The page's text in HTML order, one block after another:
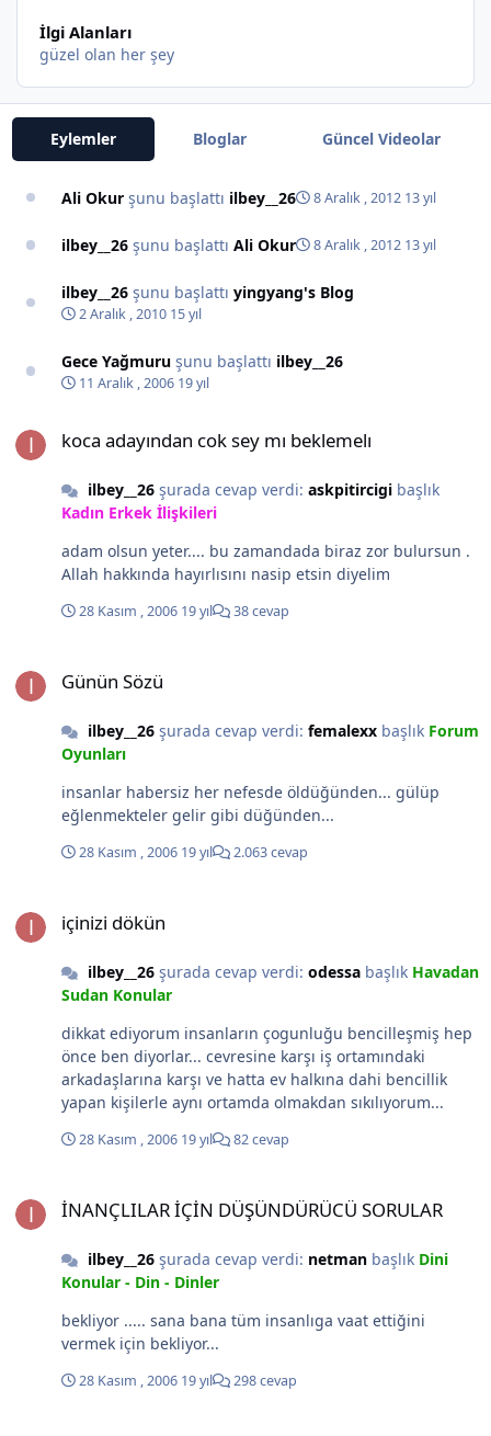
İlgi Alanları
güzel olan her şey
Eylemler Bloglar Güncel Videolar
Ali Okur şunu başlattı ilbey__26 8 Aralık , 2012 13 yıl
ilbey__26 şunu başlattı Ali Okur 8 Aralık , 2012 13 yıl
ilbey__26 şunu başlattı yingyang's Blog
2 Aralık , 2010 15 yıl
Gece Yağmuru şunu başlattı ilbey__26
11 Aralık , 2006 19 yıl
koca adayından cok sey mı beklemelı
ilbey__26şurada cevap verdi: askpitircigibaşlık
Kadın Erkek İlişkileri
adam olsun yeter.... bu zamandada biraz zor bulursun .
Allah hakkında hayırlısını nasip etsin diyelim
28 Kasım , 2006 19 yıl 38 cevap
Günün Sözü
ilbey__26şurada cevap verdi: femalexxbaşlık Forum
Oyunları
insanlar habersiz her nefesde öldüğünden... gülüp
eğlenmekteler gelir gibi düğünden...
28 Kasım , 2006 19 yıl 2.063 cevap
içinizi dökün
ilbey__26şurada cevap verdi: odessabaşlık Havadan
Sudan Konular
dikkat ediyorum insanların çogunluğu bencilleşmiş hep
önce ben diyorlar... cevresine karşı iş ortamındaki
arkadaşlarına karşı ve hatta ev halkına dahi bencillik
yapan kişilerle aynı ortamda olmakdan sıkılıyorum...
28 Kasım , 2006 19 yıl 82 cevap
İNANÇLILAR İÇİN DÜŞÜNDÜRÜCÜ SORULAR
ilbey__26şurada cevap verdi: netmanbaşlık Dini
Konular - Din - Dinler
bekliyor ..... sana bana tüm insanlıga vaat ettiğini
vermek için bekliyor...
28 Kasım , 2006 19 yıl 298 cevap